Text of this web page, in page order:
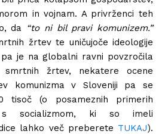
in vojnam. A privrženci teh
da
“to ni bil pravi komunizem.”
žrtev te uničujoče ideologije
je na globalni ravni povzročila
žrtev, nekatere ocene
komunizma v Sloveniji pa se
tisoč (o posameznih primerih
s socializmom, ki so imeli
lahko več preberete TUKAJ).